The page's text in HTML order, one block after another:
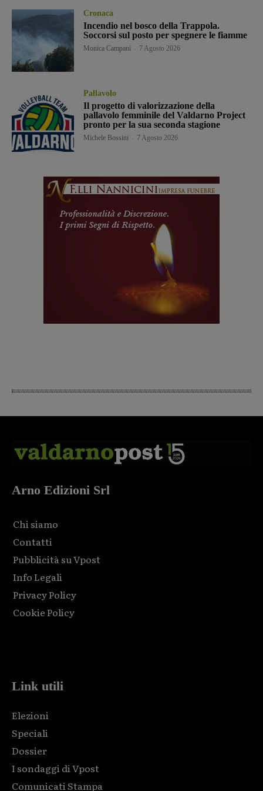
Cronaca
Incendio nel bosco della Trappola.
Soccorsi sul posto per spegnere le fiamme
Monica Campani 7 Agosto 2026
Pallavolo
Il progetto di valorizzazione della
pallavolo femminile del Valdarno Project
pronto per la sua seconda stagione
Michele Bossini 7 Agosto 2026
Arno Edizioni Srl
Chi siamo
Contatti
Pubblicità su Vpost
Info Legali
Privacy Policy
Cookie Policy
Link utili
Elezioni
Speciali
Dossier
I sondaggi di Vpost
Comunicati Stampa